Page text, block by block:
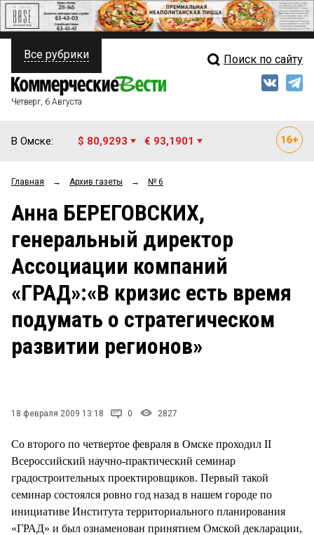
ПОЛИТИКА
ФИНАНСЫ
ОБЩЕСТВО
ЗАКОН
НОВОСТИ КОМПАНИЙ
ПРОИСШЕСТВИЯ
СТИЛЬ ЖИЗНИ
Свежий выпуск
Рейтинги
Блоги
Архив
Все рубрики Поиск по сайту
Четверг, 6 Августа
В Омске: $ 80,9293 € 93,1901
Главная → Архив газеты → № 6
Анна БЕРЕГОВСКИХ,
генеральный директор
Ассоциации компаний
«ГРАД»:«В кризис есть время
подумать о стратегическом
развитии регионов»
18 февраля 2009 13:18 0 2827
Со второго по четвертое февраля в Омске проходил II
Всероссийский научно-практический семинар
градостроительных проектировщиков. Первый такой
семинар состоялся ровно год назад в нашем городе по
инициативе Института территориального планирования
«ГРАД» и был ознаменован принятием Омской декларации,